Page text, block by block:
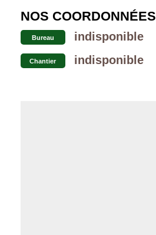
NOS COORDONNÉES
Bureau indisponible
Chantier indisponible